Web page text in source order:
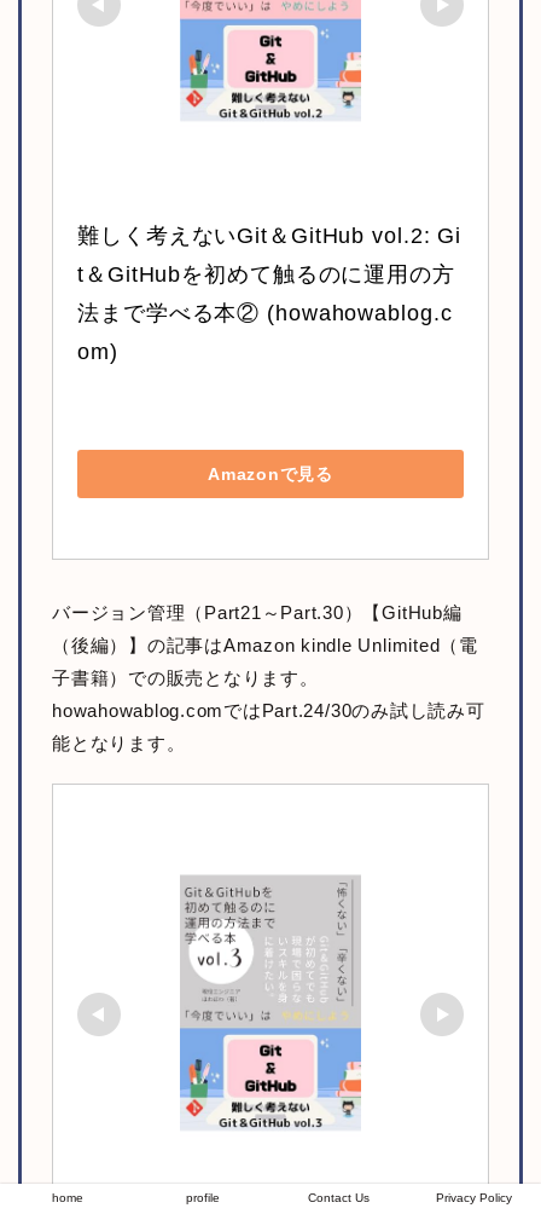
難しく考えないGit＆GitHub vol.2: Gi
t＆GitHubを初めて触るのに運用の方
法まで学べる本② (howahowablog.c
om)
Amazonで見る
バージョン管理（Part21～Part.30）【GitHub編
（後編）】の記事はAmazon kindle Unlimited（電
子書籍）での販売となります。
howahowablog.comではPart.24/30のみ試し読み可
能となります。
home profile Contact Us Privacy Policy